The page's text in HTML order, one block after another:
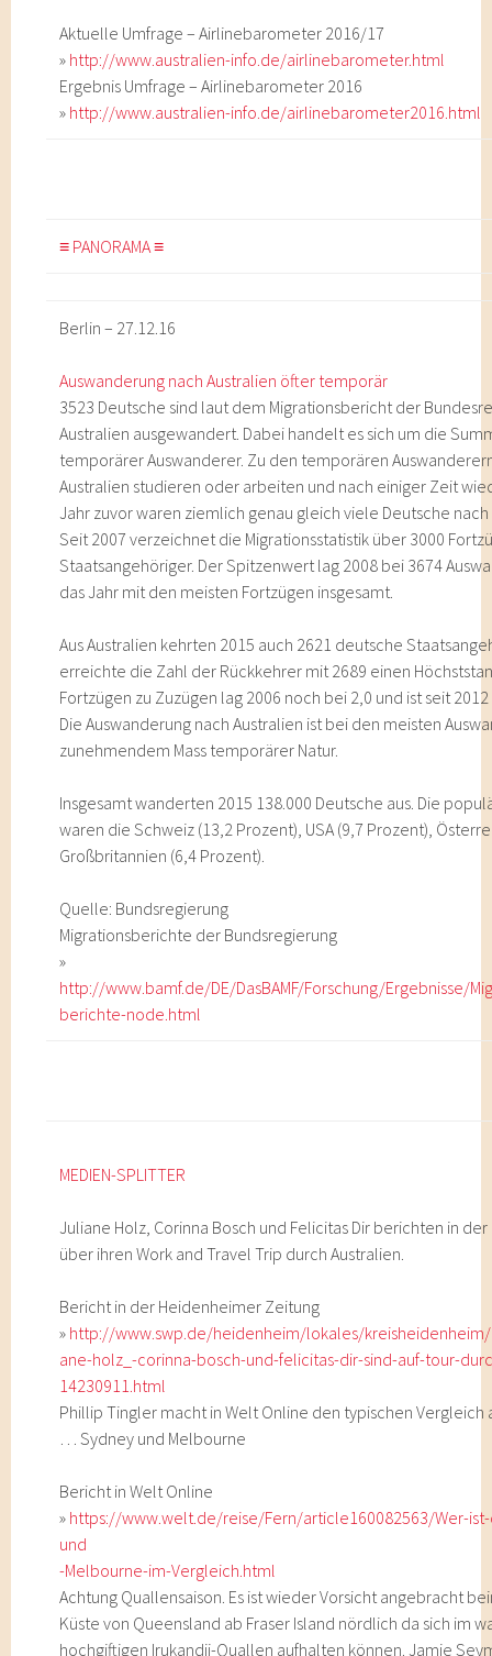
Aktuelle Umfrage – Airlinebarometer 2016/17
» http://www.australien-info.de/airlinebarometer.html
Ergebnis Umfrage – Airlinebarometer 2016
» http://www.australien-info.de/airlinebarometer2016.html
≡ PANORAMA ≡
Berlin – 27.12.16
Auswanderung nach Australien öfter temporär
3523 Deutsche sind laut dem Migrationsbericht der
Australien ausgewandert. Dabei handelt es sich um die
temporärer Auswanderer. Zu den temporären
Australien studieren oder arbeiten und nach einiger Zeit
Jahr zuvor waren ziemlich genau gleich viele Deutsche
Seit 2007 verzeichnet die Migrationsstatistik über 3000
Staatsangehöriger. Der Spitzenwert lag 2008 bei 3674
das Jahr mit den meisten Fortzügen insgesamt.
Aus Australien kehrten 2015 auch 2621 deutsche
erreichte die Zahl der Rückkehrer mit 2689 einen
Fortzügen zu Zuzügen lag 2006 noch bei 2,0 und ist seit
Die Auswanderung nach Australien ist bei den meisten
zunehmendem Mass temporärer Natur.
Insgesamt wanderten 2015 138.000 Deutsche aus. Die
waren die Schweiz (13,2 Prozent), USA (9,7 Prozent),
Großbritannien (6,4 Prozent).
Quelle: Bundsregierung
Migrationsberichte der Bundsregierung
»
http://www.bamf.de/DE/DasBAMF/Forschung/Ergebnisse/
berichte-node.html
MEDIEN-SPLITTER
Juliane Holz, Corinna Bosch und Felicitas Dir berichten in
über ihren Work and Travel Trip durch Australien.
Bericht in der Heidenheimer Zeitung
» http://www.swp.de/heidenheim/lokales/
ane-holz_-corinna-bosch-und-felicitas-dir-sind-auf-tour-
14230911.html
Phillip Tingler macht in Welt Online den typischen Vergleich
… Sydney und Melbourne
Bericht in Welt Online
» https://www.welt.de/reise/Fern/article160082563/Wer-
und
-Melbourne-im-Vergleich.html
Achtung Quallensaison. Es ist wieder Vorsicht angebracht
Küste von Queensland ab Fraser Island nördlich da sich im
hochgiftigen Irukandji-Quallen aufhalten können. Jamie